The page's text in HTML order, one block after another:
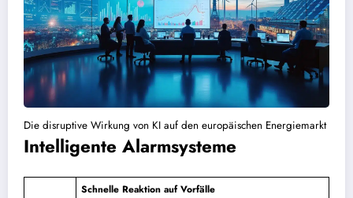
Die disruptive Wirkung von KI auf den europäischen Energiemarkt
Intelligente Alarmsysteme
Schnelle Reaktion auf Vorfälle